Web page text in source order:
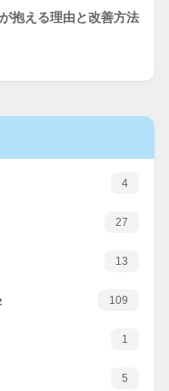
抱える理由と改善方法
4
27
13
109
1
5